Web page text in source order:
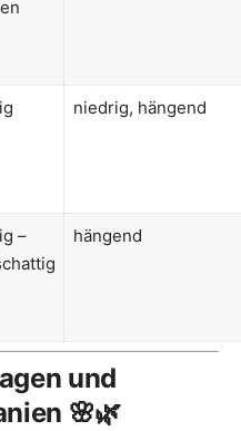
niedrig, hängend
–
hängend
und
🌸🌿